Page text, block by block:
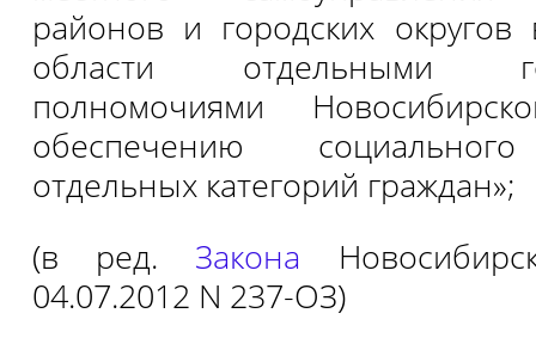
районов и городских
области отдельными
полномочиями
обеспечению
отдельных категорий граждан»;
(в ред. Закона
04.07.2012 N 237-ОЗ)